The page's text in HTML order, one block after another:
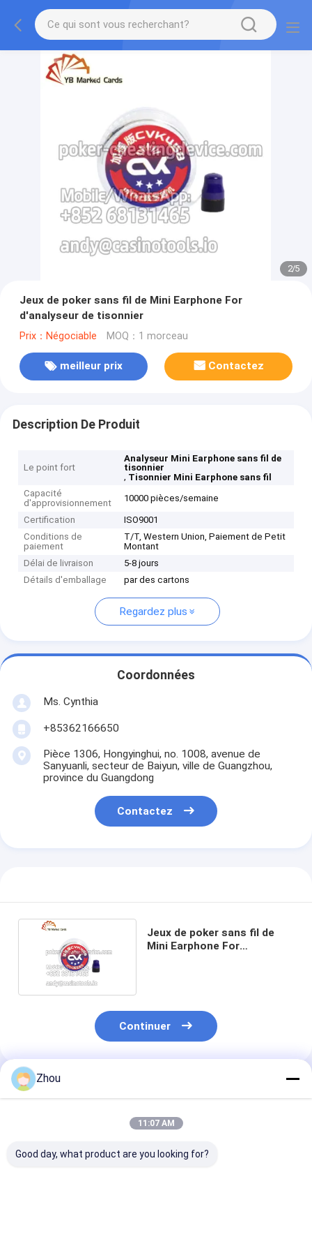
2/5
Jeux de poker sans fil de Mini Earphone For
d'analyseur de tisonnier
Prix：Négociable MOQ：1 morceau
meilleur prix Contactez
Description De Produit
Le point fort
Analyseur Mini Earphone sans fil de
tisonnier
, Tisonnier Mini Earphone sans fil
Capacité
d'approvisionnement
10000 pièces/semaine
Certification
ISO9001
Conditions de
paiement
T/T, Western Union, Paiement de Petit
Montant
Délai de livraison
5-8 jours
Détails d'emballage
par des cartons
Regardez plus
Coordonnées
Ms. Cynthia
‪+85362166650‬
Pièce 1306, Hongyinghui, no. 1008, avenue de
Sanyuanli, secteur de Baiyun, ville de Guangzhou,
province du Guangdong
Contactez
Jeux de poker sans fil de
Mini Earphone For
Continuer
Produits Recommandés
Zhou
11:07 AM
Good day, what product are you looking for?